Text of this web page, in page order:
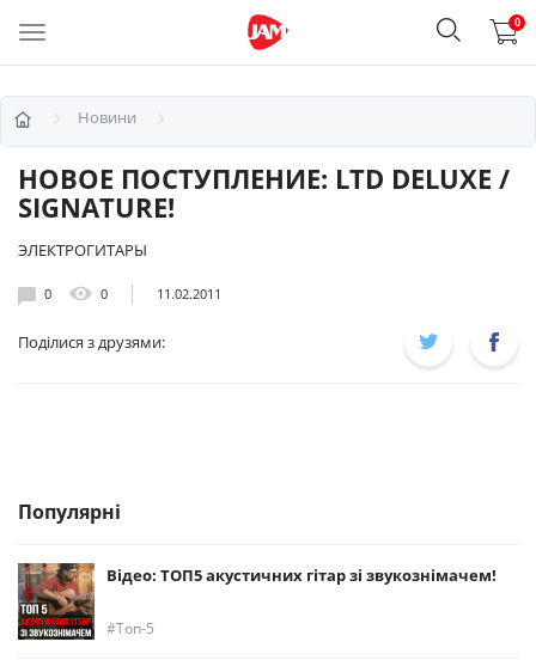
0
Новини
НОВОЕ ПОСТУПЛЕНИЕ: LTD DELUXE /
SIGNATURE!
ЭЛЕКТРОГИТАРЫ
0 0 11.02.2011
Поділися з друзями:
Популярні
Відео: ТОП5 акустичних гітар зі звукознімачем!
Топ-5